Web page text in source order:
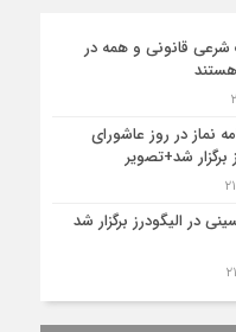
قانونی و همه در
نماز در روز عاشورای
شد+تصویر
در الیگودرز برگزار شد